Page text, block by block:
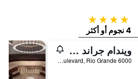
4 نجوم
4 نجوم أو أكثر
ويندام جراند ريو مار راينفوريست بيتش آند جولف ريزورت
6000 Rio Mar Boulevard, Rio Grande, بورتوريكو